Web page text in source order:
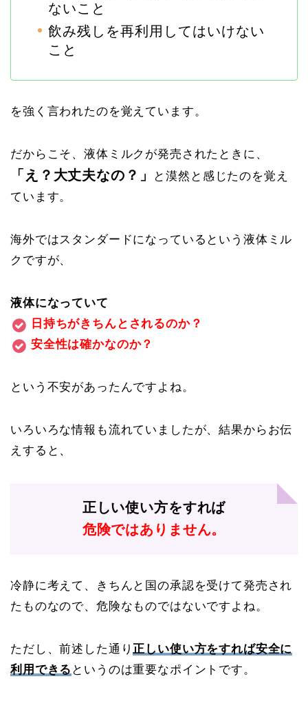
ないこと
飲み残しを再利用してはいけない
こと
を強く言われたのを覚えています。
だからこそ、液体ミルクが発売されたときに、
「え？大丈夫なの？」
と漠然と感じたのを覚え
ています。
海外ではスタンダードになっているという液体ミル
クですが、
液体になっていて
日持ちがきちんとされるのか？
安全性は確かなのか？
という不安があったんですよね。
いろいろな情報も流れていましたが、結果からお伝
えすると、
正しい使い方をすれば
危険ではありません。
冷静に考えて、きちんと国の承認を受けて発売され
たものなので、危険なものではないですよね。
ただし、前述した通り正しい使い方をすれば安全に
利用できる というのは重要なポイントです。